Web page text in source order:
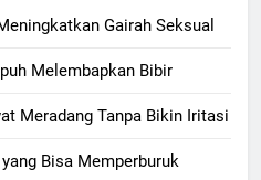
Gairah Seksual
Melembapkan Bibir
Meradang Tanpa Bikin Iritasi
Bisa Memperburuk